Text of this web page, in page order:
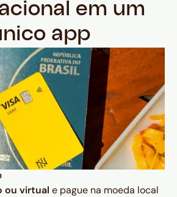
em um
app
ou virtual e pague na moeda local